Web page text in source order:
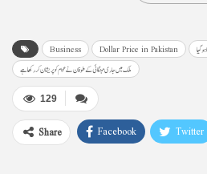
Business Dollar Price in Pakistan
گیا
ملک میں جاری مہنگائی کے طوفان نے عوام کو پریشان کر رکھا ہے
129
Share Facebook Twitter